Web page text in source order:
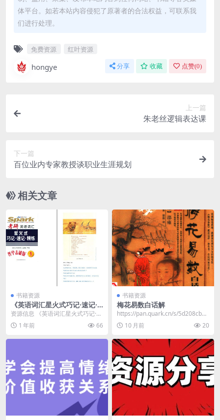
体平台。如若本站内容侵犯了原著者的合法权益，可联系我
们进行处理。
免费资源 红叶资源
hongye 分享 收藏 点赞(0)
上一篇
朱老丝逻辑表达课
下一篇
百位业内专家教授谈职业生涯规划
相关文章
书籍资源
《英语词汇星火式巧记·速记·
精练第一册》畅销十年 风靡全
国[pdf]
资源信息 《英语词汇星火式巧记·速
记·精练第一册》以词根词缀为核
心，通过联想记忆...
1 年前 66
书籍资源
梅花易数白话解
https://pan.quark.cn/s/5d208cbb6
067
10 月前 20